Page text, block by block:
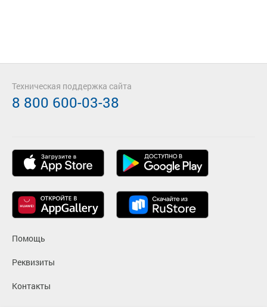
Помощь
Реквизиты
Контакты
Техническая поддержка сайта
8 800 600-03-38